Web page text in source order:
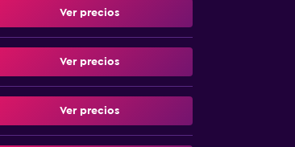
Ver precios
Ver precios
Ver precios